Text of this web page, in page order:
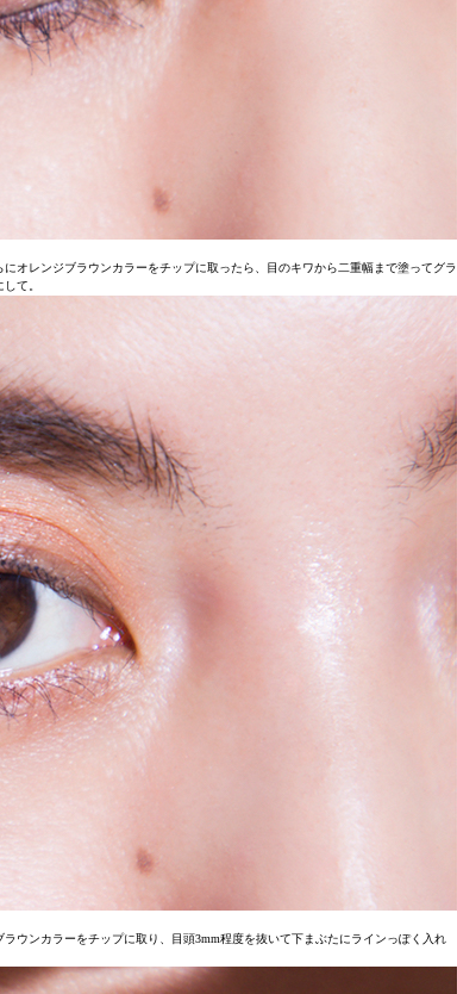
オレンジブラウンカラーをチップに取ったら、目のキワから二重幅まで塗ってグラ
て。
ウンカラーをチップに取り、目頭3mm程度を抜いて下まぶたにラインっぽく入れ